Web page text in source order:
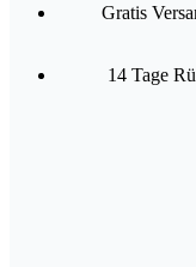
Gratis
14 Tage